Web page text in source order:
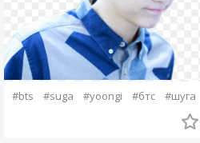
#bts #suga #yoongi #бтс #шуга